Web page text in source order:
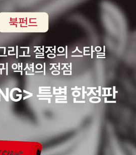
어진다고 여겨지던 상황에서 무미 건조
어리석은 일처럼 보였다. 통계숫자가
계대전으로 인해 기업의 재무구조가 좋
비중이 높아지게 되면서, 그레이엄은 1
니다.- 나는 분석결과에 따라 아주 낮은
수하고 너무 높은 가격에 거래되는 다른
적인 투자로도 충분히 돈을 벌 수 있다
가의 증권사에서 근무하면서 7년 전 대
, 당시엔 잘 나갔지만 이제는 몰락한 회사
는 모습을 보면서 그레이엄은 이런 말을
회사를 운영하는 사람들의 삶 사이에는